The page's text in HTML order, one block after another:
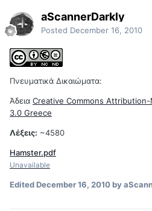
aScannerDarkly
Posted December 16, 2010
Πνευματικά Δικαιώματα:
Άδεια Creative Commons
3.0 Greece
Λέξεις: ~4580
Hamster.pdf
Unavailable
EditedDecember 16, 2010by